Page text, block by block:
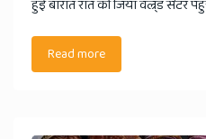
हुई बारात रात को जिया वल्र्ड सेंटर
Read more